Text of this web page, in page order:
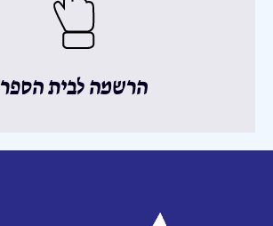
הרשמה לבית הספר